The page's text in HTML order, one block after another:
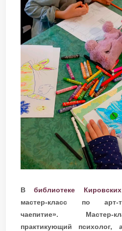
Вбиблиотеке
мастер-класс по арт-
чаепитие». Мастер-
практикующий психолог,